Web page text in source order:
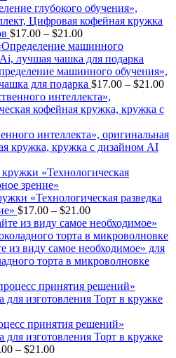
$21.00
глубокого обучения»,
Цифровая кофейная кружка
$17.00 – $21.00Price
range:
$17.00
through
$21.00
машинного обучения»,
для подарка $17.00 – $21.00
интеллекта», оригинальная
кружка, кружка с дизайном AI
«Технологическая разведка
$17.00 – $21.00Price
range:
$17.00
through
$21.00
из виду самое необходимое» для
торта в микроволновке
принятия решений»
изготовления Торт в кружке
– $21.00Price